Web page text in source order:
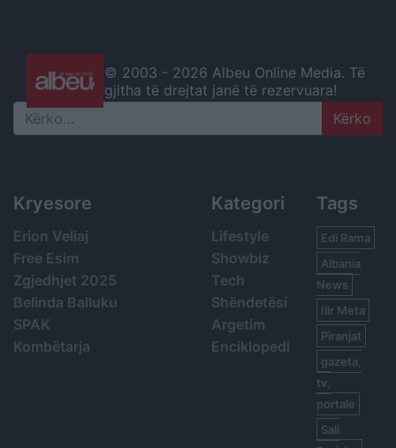
© 2003 - 2026 Albeu Online Media. Të
gjitha të drejtat janë të rezervuara!
Search
Kryesore
Erion Veliaj
Free Esim
Zgjedhjet 2025
Belinda Balluku
SPAK
Kombëtarja
Kategori
Lifestyle
Showbiz
Tech
Shëndetësi
Argetim
Enciklopedi
Tags
Edi Rama
Albania
News
Ilir Meta
Piranjat
gazeta,
tv,
portale
Sali